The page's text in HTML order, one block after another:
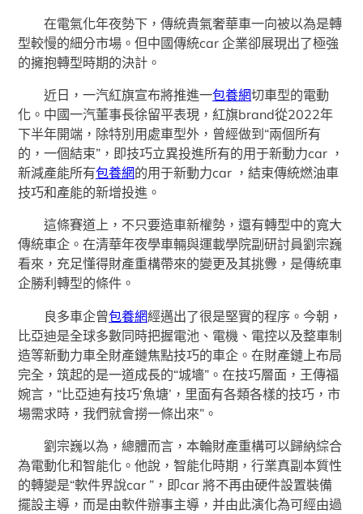
在電氣化年夜勢下，傳統貴氣奢華車一向被以為是轉
型較慢的細分市場。但中國傳統car 企業卻展現出了極強
的擁抱轉型時期的決計。
近日，一汽紅旗宣布將推進一包養網切車型的電動
化。中國一汽董事長徐留平表現，紅旗brand從2022年
下半年開端，除特別用處車型外，曾經做到“兩個所有
的，一個結束”，即技巧立異投進所有的用于新動力car ，
新減產能所有包養網的用于新動力car ，結束傳統燃油車
技巧和產能的新增投進。
這條賽道上，不只要造車新權勢，還有轉型中的寬大
傳統車企。在清華年夜學車輛與運載學院副研討員劉宗巍
看來，充足懂得財產重構帶來的變更及其挑釁，是傳統車
企勝利轉型的條件。
良多車企曾包養網經邁出了很是堅實的程序。今朝，
比亞迪是全球多數同時把握電池、電機、電控以及整車制
造等新動力車全財產鏈焦點技巧的車企。在財產鏈上布局
完全，筑起的是一道成長的“城墻”。在技巧層面，王傳福
婉言，“比亞迪有技巧‘魚塘’，里面有各類各樣的技巧，市
場需求時，我們就會撈一條出來”。
劉宗巍以為，總體而言，本輪財產重構可以歸納綜合
為電動化和智能化。他說，智能化時期，行業真副本質性
的轉變是“軟件界說car ”，即car 將不再由硬件設置裝備
擺設主導，而是由軟件辦事主導，并由此演化為可經由過